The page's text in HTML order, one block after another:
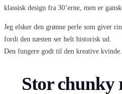
klassisk design fra 30’erne, men er
Jeg elsker den grønne perle som giver
fordi den næsten ser helt historisk ud.
Den fungere godt til den kreative kvinde.
Stor chunky